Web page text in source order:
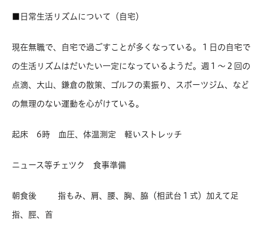
■日常生活リズムについて（自宅）
現在無職で、自宅で過ごすことが多くなっている。１日の自宅で
の生活リズムはだいたい一定になっているようだ。週１～２回の
点滴、大山、鎌倉の散策、ゴルフの素振り、スポーツジム、など
の無理のない運動を心がけている。
起床 6時 血圧、体温測定 軽いストレッチ
ニュース等チェツク 食事準備
朝食後 指もみ、肩、腰、胸、脇（相武台１式）加えて足
指、脛、首